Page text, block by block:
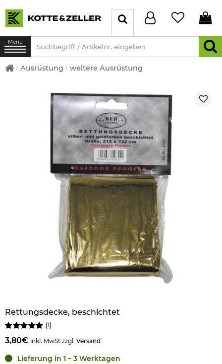
Menü
Ausrüstung weitere Ausrüstung
Rettungsdecke, beschichtet
(1 )
3,80€ inkl. MwSt zzgl. Versand
Lieferung in 1 – 3 Werktagen